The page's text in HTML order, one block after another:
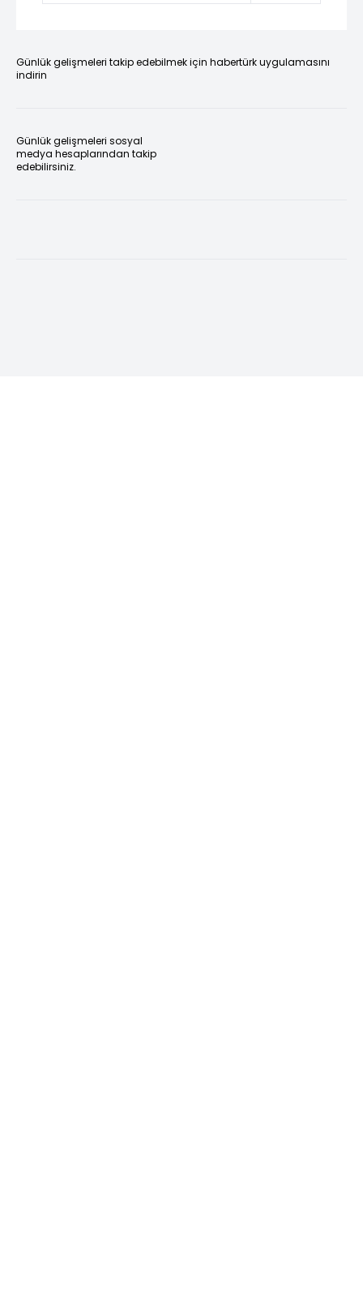
Günlük gelişmeleri takip edebilmek için habertürk uygulamasını
indirin
Günlük gelişmeleri sosyal
medya hesaplarından takip
edebilirsiniz.